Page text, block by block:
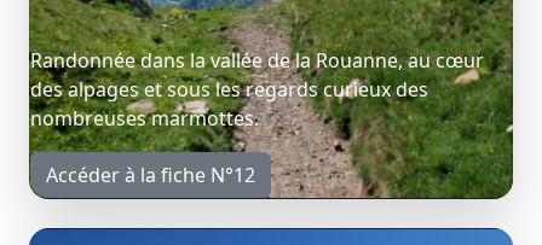
Randonnée dans la vallée de la Rouanne, au cœur
des alpages et sous les regards curieux des
nombreuses marmottes.
Accéder à la fiche N°12